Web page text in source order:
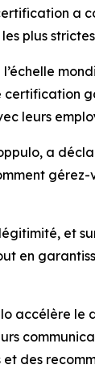
a
plus
leurs
a
et
en
accélère le
des